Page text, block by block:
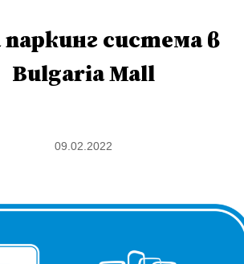
паркинг система в
Bulgaria Mall
09.02.2022